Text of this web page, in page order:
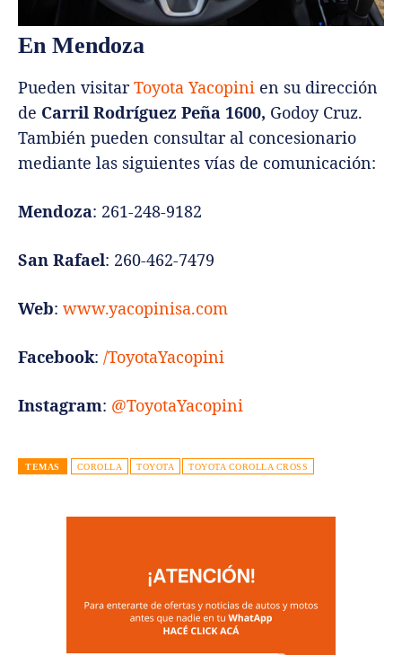
En Mendoza
Pueden visitarToyota Yacopini en su dirección
de Carril Rodríguez Peña 1600, Godoy Cruz.
También pueden consultar al concesionario
mediante las siguientes vías de comunicación:
Mendoza: 261-248-9182
San Rafael: 260-462-7479
Web: www.yacopinisa.com
Facebook: /ToyotaYacopini
Instagram: @ToyotaYacopini
TEMAS COROLLA TOYOTA TOYOTA COROLLA CROSS